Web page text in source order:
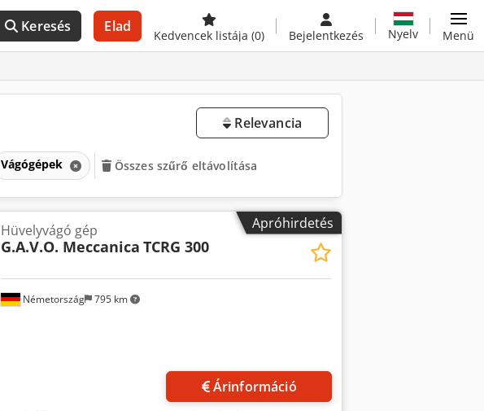
Keresés Elad
Kedvencek listája (0) Bejelentkezés Nyelv Menü
Relevancia
Vágógépek Összes szűrő eltávolítása
Apróhirdetés
Németország 795 km
Hüvelyvágó gép
G.A.V.O. Meccanica TCRG 300
Árinformáció